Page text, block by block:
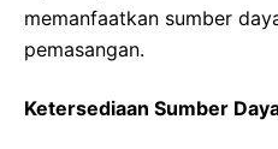
memanfaatkan sumber
pemasangan.
Ketersediaan Sumber